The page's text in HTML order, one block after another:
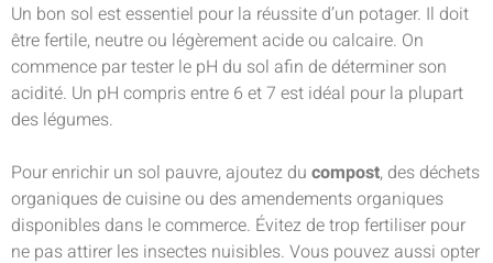
Un bon sol est essentiel pour la réussite d’un potager. Il doit
être fertile, neutre ou légèrement acide ou calcaire. On
commence par tester le pH du sol afin de déterminer son
acidité. Un pH compris entre 6 et 7 est idéal pour la plupart
des légumes.
Pour enrichir un sol pauvre, ajoutez du compost, des déchets
organiques de cuisine ou des amendements organiques
disponibles dans le commerce. Évitez de trop fertiliser pour
ne pas attirer les insectes nuisibles. Vous pouvez aussi opter